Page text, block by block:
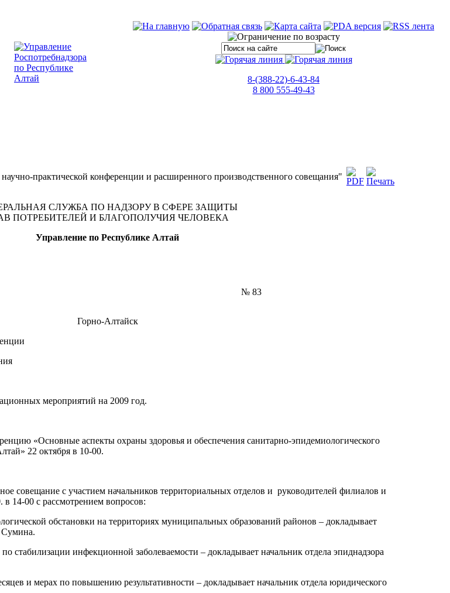
8-(388-22)-6-43-84
8 800 555-49-43
практической конференции и расширенного производственного совещания"
СЛУЖБА ПО НАДЗОРУ В СФЕРЕ ЗАЩИТЫ
ПОТРЕБИТЕЛЕЙ И БЛАГОПОЛУЧИЯ ЧЕЛОВЕКА
Управление по Республике Алтай
№ 83
Горно-Алтайск
мероприятий на 2009 год.
«Основные аспекты охраны здоровья и обеспечения санитарно-эпидемиологического
22 октября в 10-00.
совещание с участием начальников территориальных отделов и руководителей филиалов и
14-00 с рассмотрением вопросов:
обстановки на территориях муниципальных образований районов – докладывает
Сумина.
стабилизации инфекционной заболеваемости – докладывает начальник отдела эпиднадзора
и мерах по повышению результативности – докладывает начальник отдела юридического